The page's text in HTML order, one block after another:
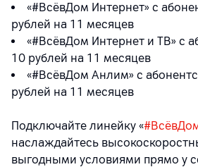
«#ВсёвДом Интернет» с
рублей на 11 месяцев
«#ВсёвДом Интернет и ТВ» с
10 рублей на 11 месяцев
«#ВсёвДом Анлим» с
рублей на 11 месяцев
Подключайте линейку «
наслаждайтесь
выгодными условиями прямо у